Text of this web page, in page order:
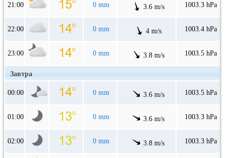
21:00 0 mm 3.6 m/s 1003.3 hPa
22:00 0 mm 4 m/s 1003.4 hPa
23:00 0 mm 3.8 m/s 1003.5 hPa
Завтра
00:00 0 mm 3.6 m/s 1003.5 hPa
01:00 0 mm 3.6 m/s 1003.3 hPa
02:00 0 mm 3.8 m/s 1003.3 hPa